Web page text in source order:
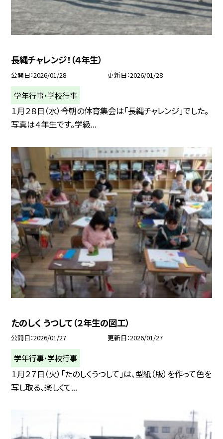
長縄チャレンジ！（４年生）
公開日 2026/01/28 更新日 2026/01/28
学年行事・学校行事
１月２８日（水）今朝の体育集会は「長縄チャレンジ」でした。
写真は４年生です。学級...
たのしく うつして（２年生の図工）
公開日 2026/01/27 更新日 2026/01/27
学年行事・学校行事
１月２７日（火）「たのしくうつして」は、型紙（版）を作って色を
写し取る、楽しくて...